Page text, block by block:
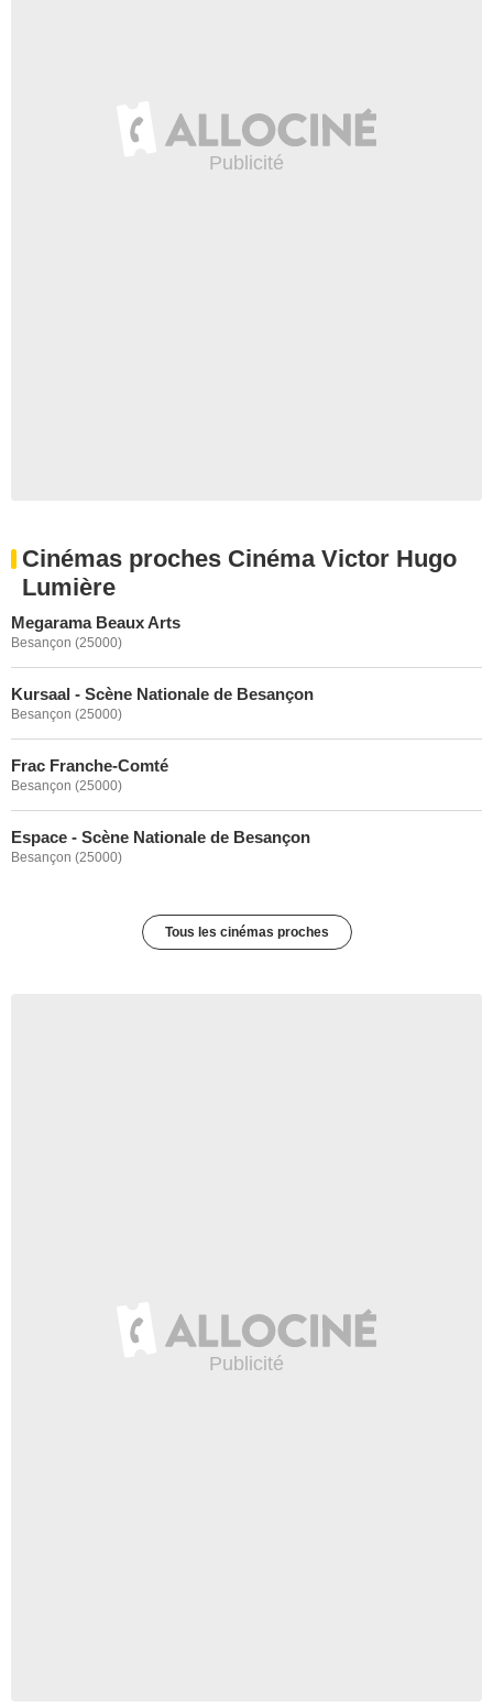
Cinémas proches Cinéma Victor Hugo
Lumière
Megarama Beaux Arts
Besançon (25000)
Kursaal - Scène Nationale de Besançon
Besançon (25000)
Frac Franche-Comté
Besançon (25000)
Espace - Scène Nationale de Besançon
Besançon (25000)
Tous les cinémas proches